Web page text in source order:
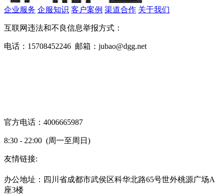
企业服务 企服知识 客户案例 渠道合作 关于我们
互联网违法和不良信息举报方式：
电话：15708452246 邮箱：jubao@dgg.net
官方电话：4006665987
8:30 - 22:00 (周一至周日)
友情链接:
办公地址：四川省成都市武侯区科华北路65号世外桃源广场A
座3楼